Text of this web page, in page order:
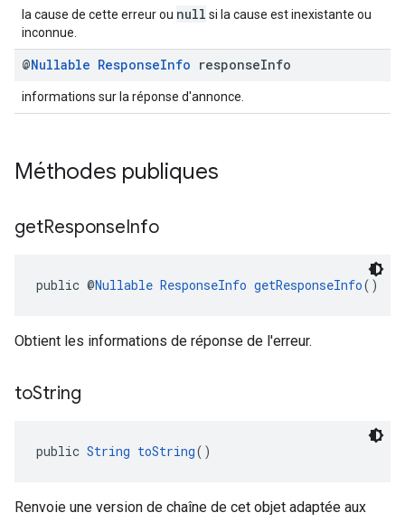
la cause de cette erreur ou null si la cause est inexistante ou
inconnue.
@Nullable ResponseInfo responseInfo
informations sur la réponse d'annonce.
Méthodes publiques
getResponseInfo
public @Nullable ResponseInfo getResponseInfo()
Obtient les informations de réponse de l'erreur.
toString
public String toString()
Renvoie une version de chaîne de cet objet adaptée aux